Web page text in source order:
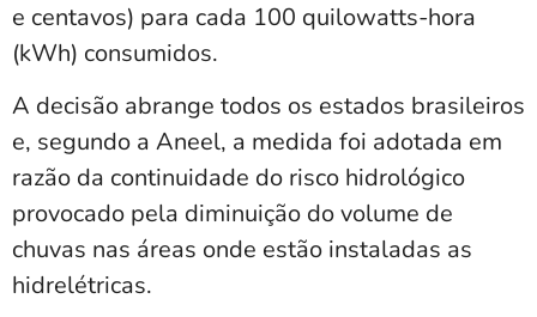
e centavos) para cada 100 quilowatts-hora
(kWh) consumidos.
A decisão abrange todos os estados brasileiros
e, segundo a Aneel, a medida foi adotada em
razão da continuidade do risco hidrológico
provocado pela diminuição do volume de
chuvas nas áreas onde estão instaladas as
hidrelétricas.